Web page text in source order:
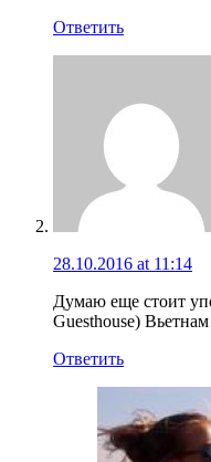
Ответить
28.10.2016 at 11:14
Думаю еще стоит
Guesthouse)
Ответить